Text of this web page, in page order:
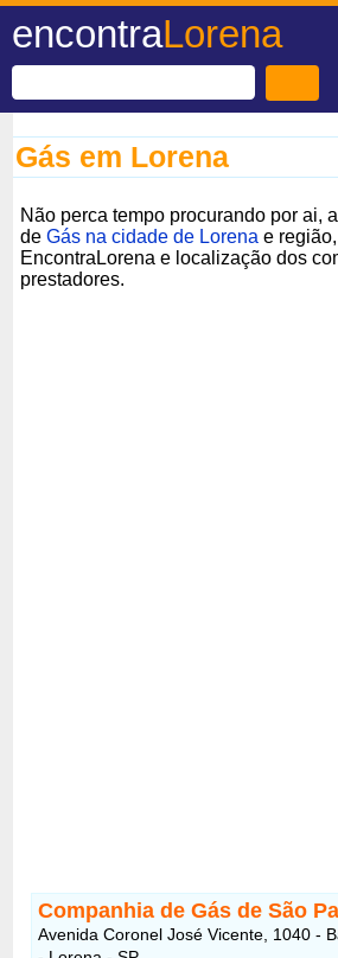
encontraLorena
Gás em Lorena
Não perca tempo procurando por ai,
deGás na cidade de Lorena e
EncontraLorena e localização dos
prestadores.
Companhia de Gás de São
Avenida Coronel José Vicente, 1040 -